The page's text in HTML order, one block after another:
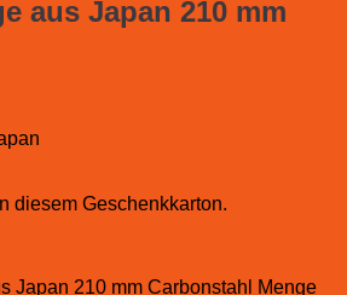
aus Japan 210 mm
diesem Geschenkkarton.
Japan 210 mm Carbonstahl Menge